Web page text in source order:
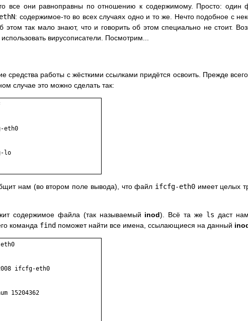
все они равноправны по отношению к содержимому. Просто: один
: содержимое-то во всех случаях одно и то же. Нечто подобное с
так мало знают, что и говорить об этом специально не стоит.
вирусописатели. Посмотрим...
средства работы с жёсткими ссылками придётся освоить. Прежде
случае это можно сделать так:
eth0
lo
нам (во втором поле вывода), что файл ifcfg-eth0 имеет целых
содержимое файла (так называемый inod). Всё та же ls даст
команда find поможет найти все имена, ссылающиеся на данный
ifcfg-eth0
15204362